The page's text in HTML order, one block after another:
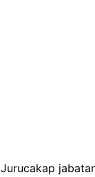
Jurucakap